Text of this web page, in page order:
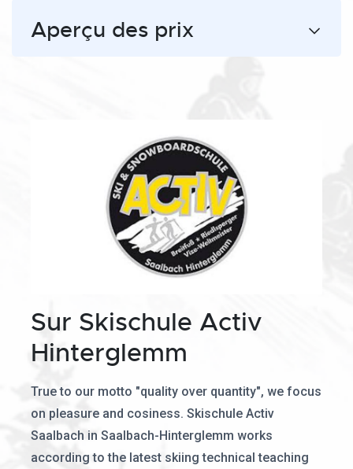
Aperçu des prix
Sur Skischule Activ
Hinterglemm
True to our motto "quality over quantity", we focus
on pleasure and cosiness. Skischule Activ
Saalbach in Saalbach-Hinterglemm works
according to the latest skiing technical teaching